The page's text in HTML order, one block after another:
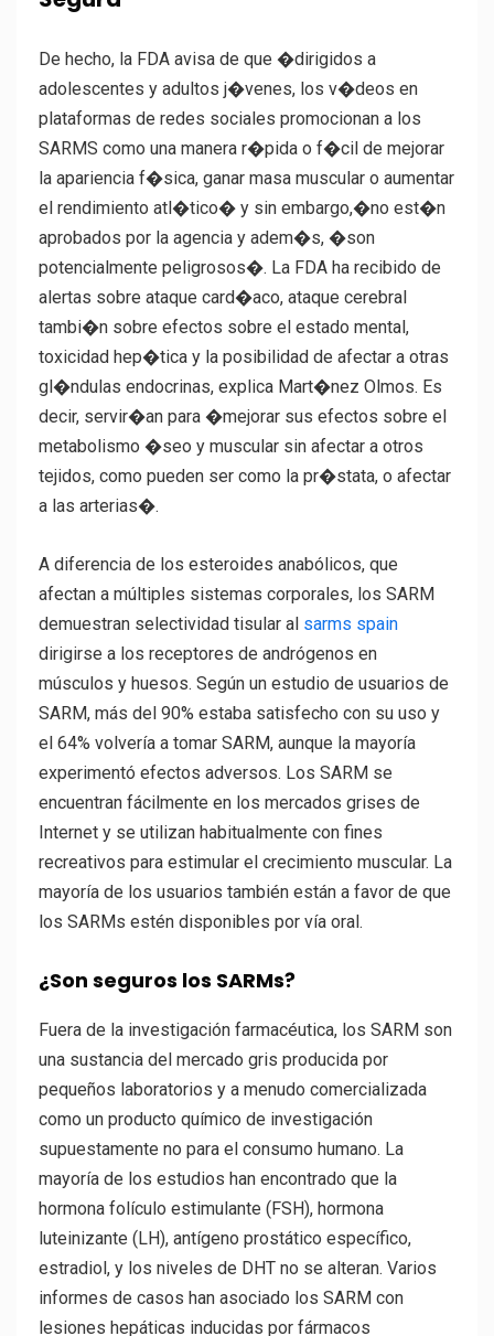
De hecho, la FDA avisa de que �dirigidos a
adolescentes y adultos j�venes, los v�deos en
plataformas de redes sociales promocionan a los
SARMS como una manera r�pida o f�cil de mejorar
la apariencia f�sica, ganar masa muscular o aumentar
el rendimiento atl�tico� y sin embargo,�no est�n
aprobados por la agencia y adem�s, �son
potencialmente peligrosos�. La FDA ha recibido de
alertas sobre ataque card�aco, ataque cerebral
tambi�n sobre efectos sobre el estado mental,
toxicidad hep�tica y la posibilidad de afectar a otras
gl�ndulas endocrinas, explica Mart�nez Olmos. Es
decir, servir�an para �mejorar sus efectos sobre el
metabolismo �seo y muscular sin afectar a otros
tejidos, como pueden ser como la pr�stata, o afectar
a las arterias�.
A diferencia de los esteroides anabólicos, que
afectan a múltiples sistemas corporales, los SARM
demuestran selectividad tisular al sarms spain
dirigirse a los receptores de andrógenos en
músculos y huesos. Según un estudio de usuarios de
SARM, más del 90% estaba satisfecho con su uso y
el 64% volvería a tomar SARM, aunque la mayoría
experimentó efectos adversos. Los SARM se
encuentran fácilmente en los mercados grises de
Internet y se utilizan habitualmente con fines
recreativos para estimular el crecimiento muscular. La
mayoría de los usuarios también están a favor de que
los SARMs estén disponibles por vía oral.
¿Son seguros los SARMs?
Fuera de la investigación farmacéutica, los SARM son
una sustancia del mercado gris producida por
pequeños laboratorios y a menudo comercializada
como un producto químico de investigación
supuestamente no para el consumo humano. La
mayoría de los estudios han encontrado que la
hormona folículo estimulante (FSH), hormona
luteinizante (LH), antígeno prostático específico,
estradiol, y los niveles de DHT no se alteran. Varios
informes de casos han asociado los SARM con
lesiones hepáticas inducidas por fármacos